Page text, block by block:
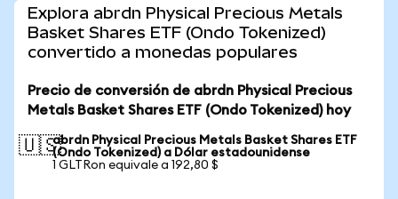
Explora abrdn Physical Precious Metals
Basket Shares ETF (Ondo Tokenized)
convertido a monedas populares
Precio de conversión de abrdn Physical Precious
Metals Basket Shares ETF (Ondo Tokenized) hoy
🇺🇸abrdn Physical Precious Metals Basket Shares ETF
(Ondo Tokenized) a Dólar estadounidense
1 GLTRon equivale a 192,80 $